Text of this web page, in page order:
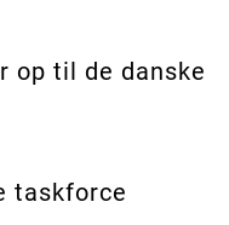
op til de danske
taskforce